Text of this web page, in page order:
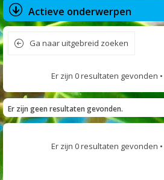
Actieve onderwerpen
Ga naar uitgebreid zoeken
Er zijn 0 resultaten gevonden
Er zijn geen resultaten gevonden.
Er zijn 0 resultaten gevonden